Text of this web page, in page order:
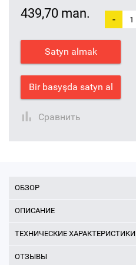
439,70 man. -
Satyn almak
Bir basyşda satyn al
Сравнить
ОБЗОР
ОПИСАНИЕ
ТЕХНИЧЕСКИЕ ХАРАКТЕРИСТИКИ
ОТЗЫВЫ